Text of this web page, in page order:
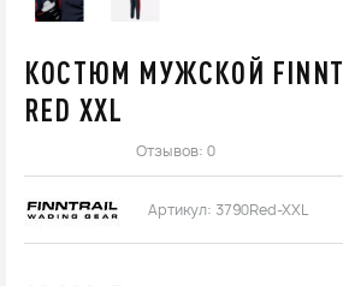
КОСТЮМ МУЖСКОЙ
RED XXL
Отзывов: 0
Артикул: 3790Red-XXL